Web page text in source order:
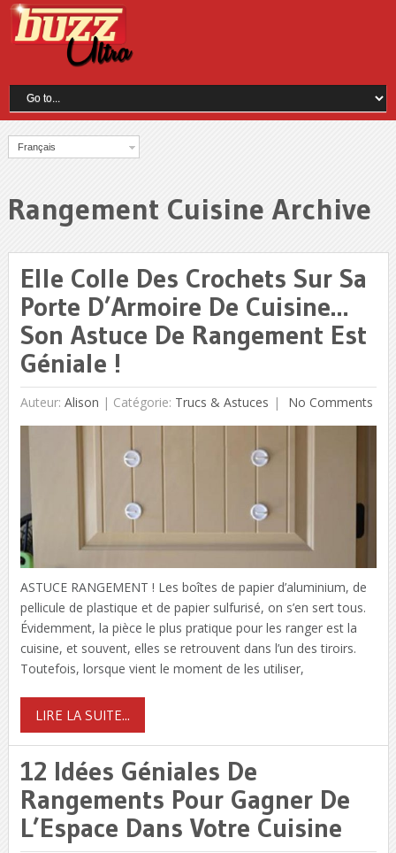
Français
Rangement Cuisine Archive
Elle Colle Des Crochets Sur Sa
Porte D’Armoire De Cuisine…
Son Astuce De Rangement Est
Géniale !
Auteur: Alison | Catégorie: Trucs & Astuces No Comments
ASTUCE RANGEMENT ! Les boîtes de papier d’aluminium, de
pellicule de plastique et de papier sulfurisé, on s’en sert tous.
Évidemment, la pièce le plus pratique pour les ranger est la
cuisine, et souvent, elles se retrouvent dans l’un des tiroirs.
Toutefois, lorsque vient le moment de les utiliser,
LIRE LA SUITE...
12 Idées Géniales De
Rangements Pour Gagner De
L’Espace Dans Votre Cuisine